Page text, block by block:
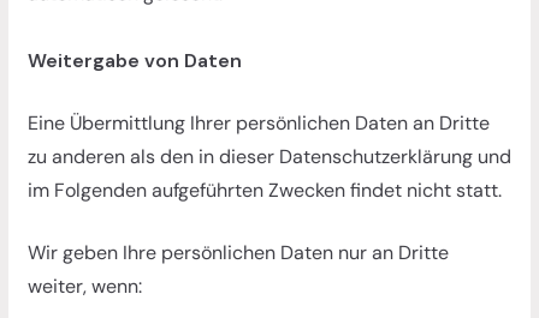
Weitergabe von Daten
Eine Übermittlung Ihrer persönlichen Daten an Dritte
zu anderen als den in dieser Datenschutzerklärung und
im Folgenden aufgeführten Zwecken findet nicht statt.
Wir geben Ihre persönlichen Daten nur an Dritte
weiter, wenn: